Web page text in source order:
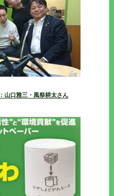
山口雅三・風祭耕太さん